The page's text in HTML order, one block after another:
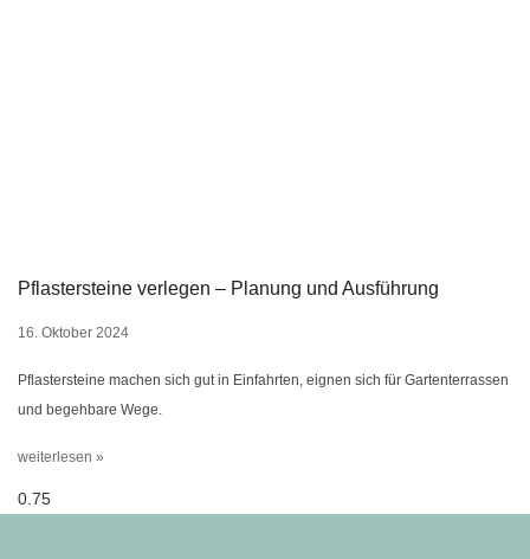
Pflastersteine verlegen – Planung und Ausführung
16. Oktober 2024
Pflastersteine machen sich gut in Einfahrten, eignen sich für Gartenterrassen
und begehbare Wege.
weiterlesen »